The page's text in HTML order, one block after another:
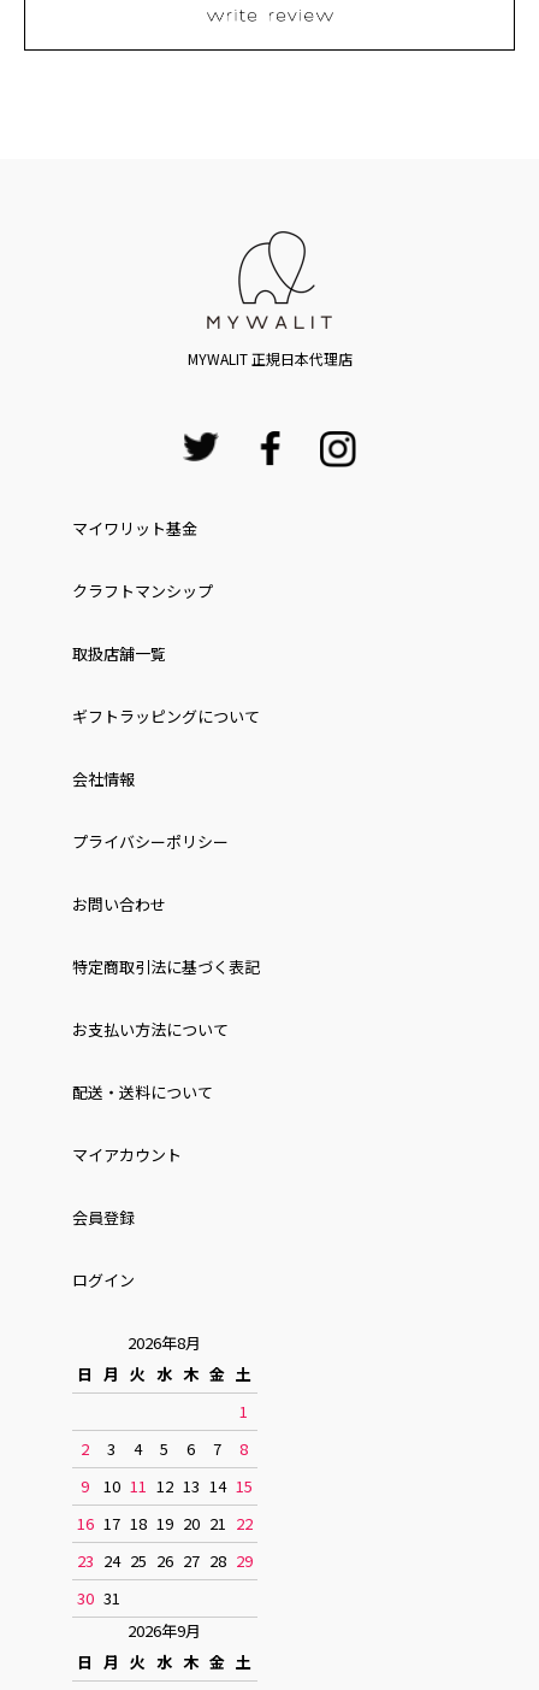
MYWALIT 正規日本代理店
マイワリット基金
クラフトマンシップ
取扱店舗一覧
ギフトラッピングについて
会社情報
プライバシーポリシー
お問い合わせ
特定商取引法に基づく表記
お⽀払い⽅法について
配送・送料について
マイアカウント
会員登録
ログイン
2026年8月
日 月 火 水 木 金 土
1
2
3 4 5 6 7
8
9
10 11 12 13 14 15
16 17 18 19 20 21 22
23 24 25 26 27 28 29
30 31
2026年9月
日 月 火 水 木 金 土